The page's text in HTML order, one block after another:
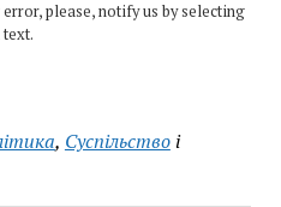
please, notify us by selecting
, Суспільствоі